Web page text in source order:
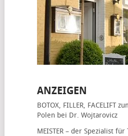
ANZEIGEN
BOTOX, FILLER, FACELIFT
Polen bei Dr. Wojtarovicz
MEISTER – der Spezialist für